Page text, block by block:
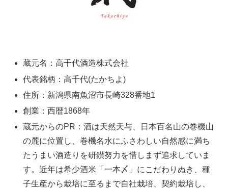
蔵元名：高千代酒造株式会社
代表銘柄：高千代(たかちよ)
住所：新潟県南魚沼市長崎328番地1
創業：西暦1868年
蔵元からのPR：酒は天然天与、日本百名山の巻機山
の麓に位置し、巻機名水にふさわしい自然感に満ち
たうまい酒造りを研鑚努力を惜しまず追求していま
す。近年は希少酒米「一本〆」にこだわりぬき、種
子生産から栽培に至るまで自社栽培、契約栽培し、